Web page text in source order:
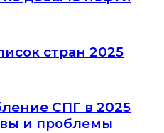
стран 2025
СПГ в 2025
и проблемы